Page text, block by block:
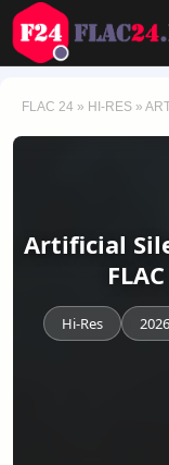
FLAC 24 » HI-RES »
Artificial
Hi-Res 2026